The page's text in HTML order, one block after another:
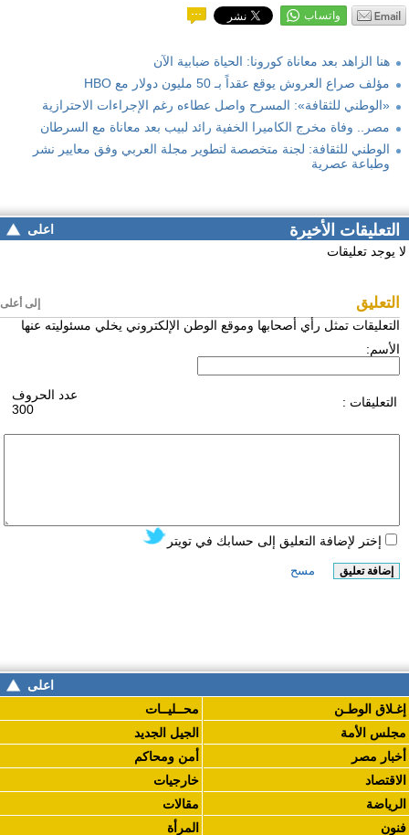
هنا الزاهد بعد معاناة كورونا: الحياة ضبابية الآن
مؤلف صراع العروش يوقع عقداً بـ 50 مليون دولار مع HBO
«الوطني للثقافة»: المسرح واصل عطاءه رغم الإجراءات الاحترازية
مصر.. وفاة مخرج الكاميرا الخفية رائد لبيب بعد معاناة مع السرطان
الوطني للثقافة: لجنة متخصصة لتطوير مجلة العربي وفق معايير نشر
وطباعة عصرية
التعليقات الأخيرة
اعلى
لا يوجد تعليقات
اعلى
إغـلاق الوطـن
محــليــات
مجلس الأمة
الجيل الجديد
أخبار مصر
أمن ومحاكم
الاقتصاد
خارجيات
الرياضة
مقالات
فنون
المرأة